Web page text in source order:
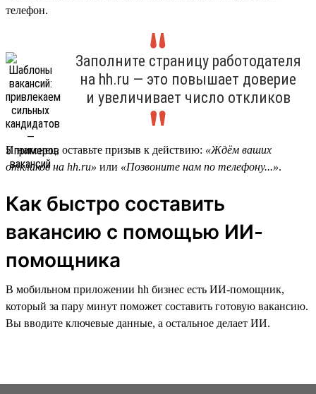
телефон.
Заполните страницу работодателя
на hh.ru — это повышает доверие
и увеличивает число откликов
И наконец, оставьте призыв к действию: «Ждём ваших
откликов на hh.ru» или «Позвоните нам по телефону...».
Как быстро составить
вакансию с помощью ИИ-
помощника
В мобильном приложении hh бизнес есть ИИ-помощник,
который за пару минут поможет составить готовую вакансию.
Вы вводите ключевые данные, а остальное делает ИИ.